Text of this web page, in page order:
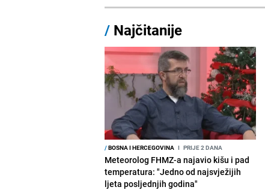
/ Najčitanije
/BOSNA I HERCEGOVINA I PRIJE 2 DANA
Meteorolog FHMZ-a najavio kišu i pad
temperatura: "Jedno od najsvježijih
ljeta posljednjih godina"